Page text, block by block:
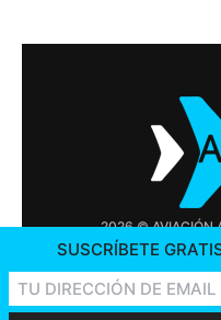
2026 © AVIACIÓN
SUSCRÍBETE